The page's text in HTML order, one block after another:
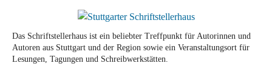
Das Schriftstellerhaus ist ein beliebter Treffpunkt für Autorinnen und
Autoren aus Stuttgart und der Region sowie ein Veranstaltungsort für
Lesungen, Tagungen und Schreibwerkstätten.